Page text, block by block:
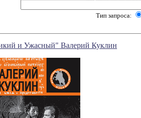
Тип запроса:
и Ужасный" Валерий Куклин